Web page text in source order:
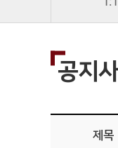
공지
제목